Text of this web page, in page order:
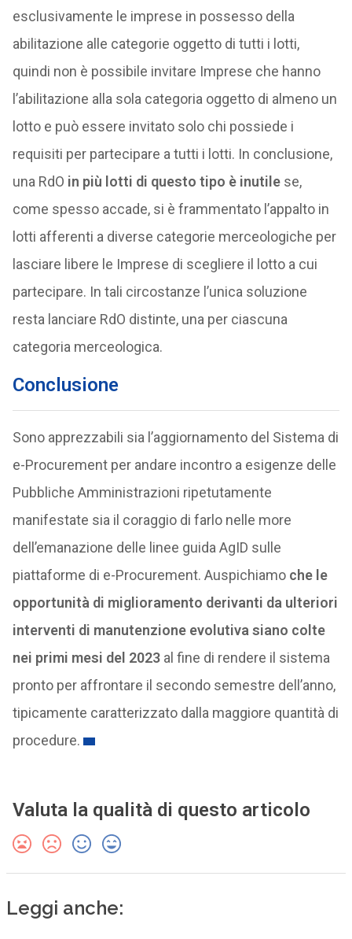
esclusivamente le imprese in possesso della
abilitazione alle categorie oggetto di tutti i lotti,
quindi non è possibile invitare Imprese che hanno
l’abilitazione alla sola categoria oggetto di almeno un
lotto e può essere invitato solo chi possiede i
requisiti per partecipare a tutti i lotti. In conclusione,
una RdO in più lotti di questo tipo è inutilese,
come spesso accade, si è frammentato l’appalto in
lotti afferenti a diverse categorie merceologiche per
lasciare libere le Imprese di scegliere il lotto a cui
partecipare. In tali circostanze l’unica soluzione
resta lanciare RdO distinte, una per ciascuna
categoria merceologica.
Conclusione
Sono apprezzabili sia l’aggiornamento del Sistema di
e-Procurement per andare incontro a esigenze delle
Pubbliche Amministrazioni ripetutamente
manifestate sia il coraggio di farlo nelle more
dell’emanazione delle linee guida AgID sulle
piattaforme di e-Procurement. Auspichiamo che le
opportunità di miglioramento derivanti da ulteriori
interventi di manutenzione evolutiva siano colte
nei primi mesi del 2023al fine di rendere il sistema
pronto per affrontare il secondo semestre dell’anno,
tipicamente caratterizzato dalla maggiore quantità di
procedure.
Valuta la qualità di questo articolo
Leggi anche: